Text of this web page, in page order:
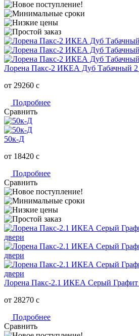
Лорена Пакс-2 ИКЕА Дуб Табачный 2
от 29260 c
Подробнее
Сравнить
50к-Д
от 18420 c
Подробнее
Сравнить
Лорена Пакс-2.1 ИКЕА Серый Графит
от 28270 c
Подробнее
Сравнить